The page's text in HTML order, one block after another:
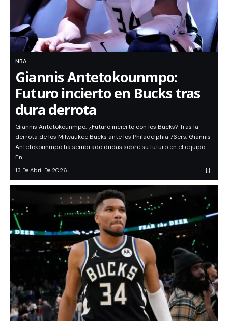
NBA
Giannis Antetokounmpo:
Futuro incierto en Bucks tras
dura derrota
Giannis Antetokounmpo: ¿Futuro incierto con los Bucks? Tras la
derrota de los Milwaukee Bucks ante los Philadelphia 76ers, Giannis
Antetokounmpo ha sembrado dudas sobre su futuro en el equipo.
En…
13 De Abril De 2026